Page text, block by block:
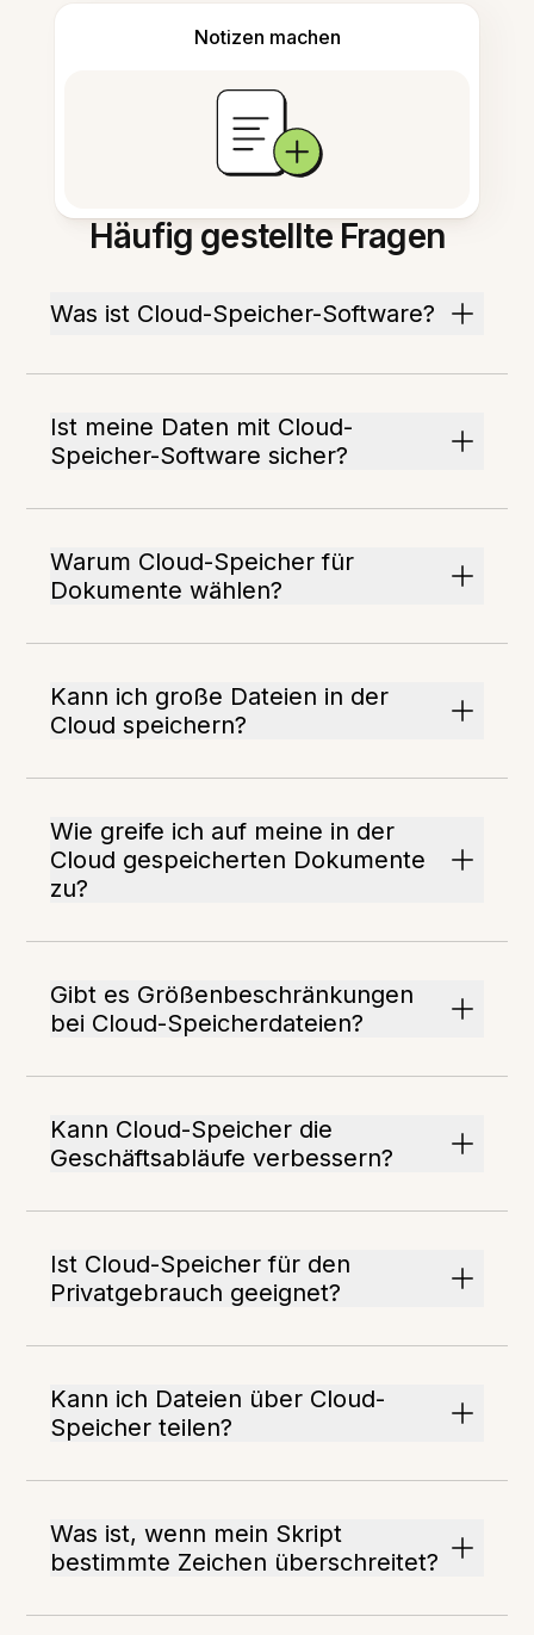
Notizen machen
Häufig gestellte Fragen
Was ist Cloud-Speicher-Software?
Ist meine Daten mit Cloud-
Speicher-Software sicher?
Warum Cloud-Speicher für
Dokumente wählen?
Kann ich große Dateien in der
Cloud speichern?
Wie greife ich auf meine in der
Cloud gespeicherten Dokumente
zu?
Gibt es Größenbeschränkungen
bei Cloud-Speicherdateien?
Kann Cloud-Speicher die
Geschäftsabläufe verbessern?
Ist Cloud-Speicher für den
Privatgebrauch geeignet?
Kann ich Dateien über Cloud-
Speicher teilen?
Was ist, wenn mein Skript
bestimmte Zeichen überschreitet?